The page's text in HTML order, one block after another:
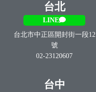
台北
LINE
台北市中正區開封街一段12
號
02-23120607
台中